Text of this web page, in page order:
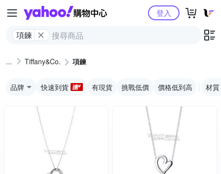
Yahoo購物中心
項鍊
登入
Tiffany&Co. 項鍊
品牌 快速到貨 有現貨 挑戰低價 價格低到高 材質